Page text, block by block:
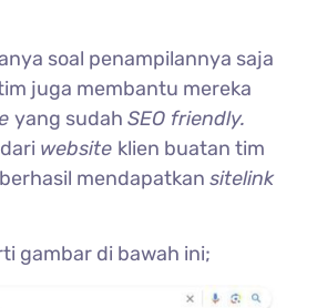
soal penampilannya saja
juga membantu mereka
yang sudahSEO friendly.
website klien buatan tim
mendapatkansitelink
gambar di bawah ini;